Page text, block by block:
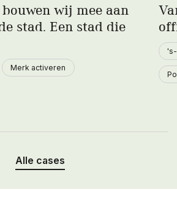
wij mee aan
stad. Een stad die
Merk activeren
Alle cases